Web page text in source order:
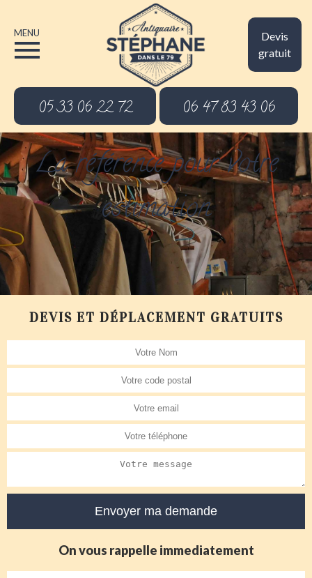
Devis
gratuit
MENU
05 33 06 22 72 06 47 83 43 06
La référence pour votre
estimation
DEVIS ET DÉPLACEMENT GRATUITS
On vous rappelle immediatement